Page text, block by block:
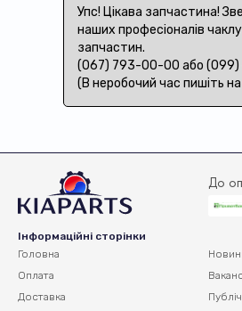
Упс! Цікава запчастина!
наших професіоналів
запчастин.
(067) 793-00-00 або
(В неробочий час пишіть
До
Інформаційні сторінки
Головна
Оплата
Доставка